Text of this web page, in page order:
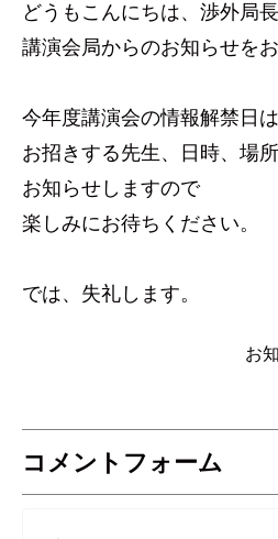
どうもこんにちは、渉外局長
講演会局からのお知らせをお
今年度講演会の情報解禁日は
お招きする先生、日時、場
お知らせしますので
楽しみにお待ちください。
では、失礼します。
お
コメントフォーム